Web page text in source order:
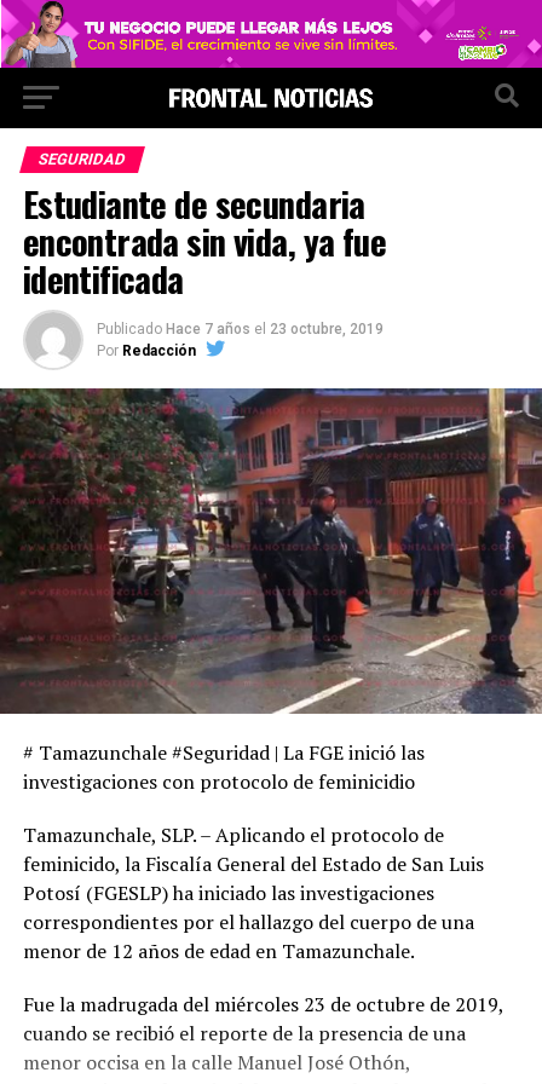
SEGURIDAD
Estudiante de secundaria
encontrada sin vida, ya fue
identificada
Publicado Hace 7 años el 23 octubre, 2019
Por Redacción
# Tamazunchale #Seguridad | La FGE inició las
investigaciones con protocolo de feminicidio
Tamazunchale, SLP. – Aplicando el protocolo de
feminicido, la Fiscalía General del Estado de San Luis
Potosí (FGESLP) ha iniciado las investigaciones
correspondientes por el hallazgo del cuerpo de una
menor de 12 años de edad en Tamazunchale.
Fue la madrugada del miércoles 23 de octubre de 2019,
cuando se recibió el reporte de la presencia de una
menor occisa en la calle Manuel José Othón,